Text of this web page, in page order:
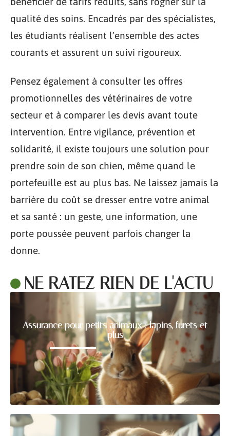
qualité des soins. Encadrés par des spécialistes,
les étudiants réalisent l’ensemble des actes
courants et assurent un suivi rigoureux.
Pensez également à consulter les offres
promotionnelles des vétérinaires de votre
secteur et à comparer les devis avant toute
intervention. Entre vigilance, prévention et
solidarité, il existe toujours une solution pour
prendre soin de son chien, même quand le
portefeuille est au plus bas. Ne laissez jamais la
barrière du coût se dresser entre votre animal
et sa santé : un geste, une information, une
porte poussée peuvent parfois changer la
donne.
NE RATEZ RIEN DE L'ACTU
Assurance pour petits animaux : lapins, furets et
plus